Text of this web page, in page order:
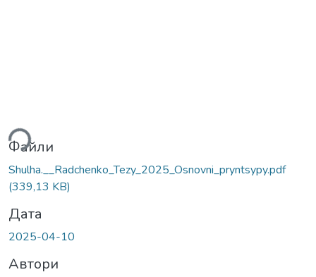
Файли
Shulha.__Radchenko_Tezy_2025_Osnovni_pryntsypy.pdf
(339,13 KB)
Дата
2025-04-10
Автори